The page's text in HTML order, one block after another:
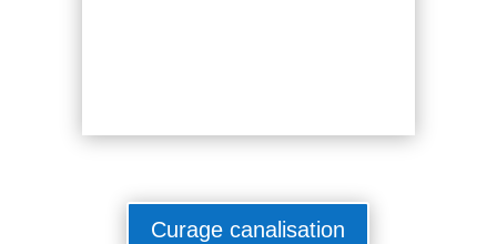
Curage canalisation